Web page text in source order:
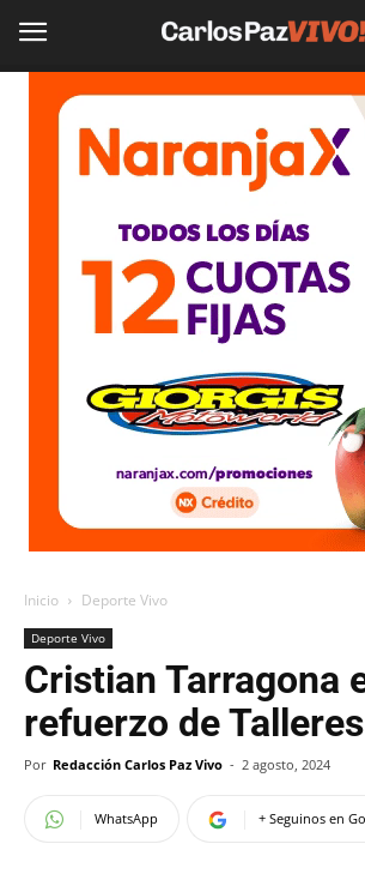
Inicio Deporte Vivo
Deporte Vivo
Cristian Tarragona
refuerzo de Talleres
Por Redacción Carlos Paz Vivo - 2 agosto, 2024
WhatsApp + Seguinos en